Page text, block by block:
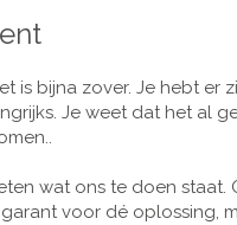
is bijna zover. Je hebt er
Je weet dat het al
wat ons te doen staat.
voor dé oplossing,